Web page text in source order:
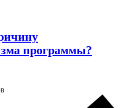
программы?